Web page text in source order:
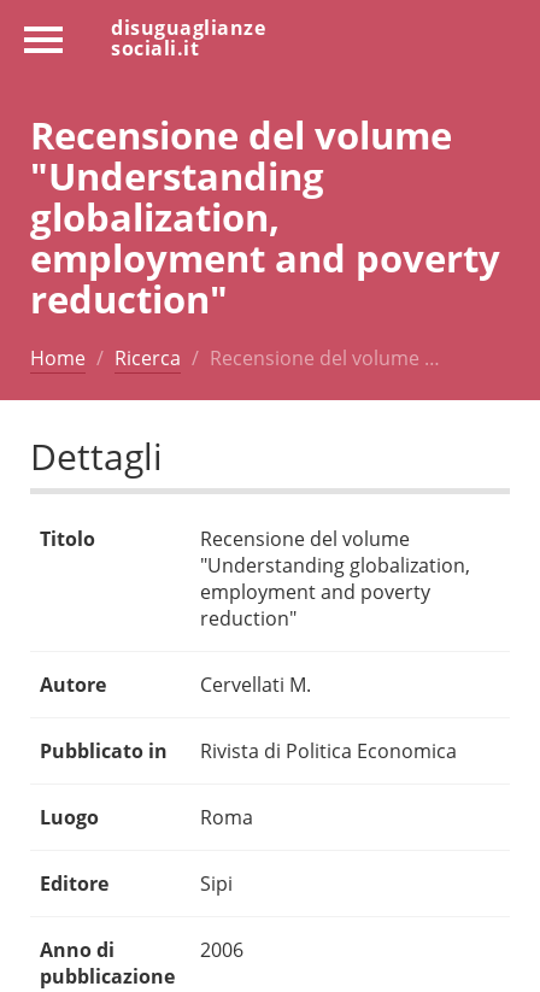
disuguaglianze
sociali.it
Recensione del volume
"Understanding
globalization,
employment and poverty
reduction"
Home Ricerca Recensione del volume …
Dettagli
Titolo
Recensione del volume
"Understanding globalization,
employment and poverty
reduction"
Autore Cervellati M.
Pubblicato in Rivista di Politica Economica
Luogo Roma
Editore Sipi
Anno di
pubblicazione
2006